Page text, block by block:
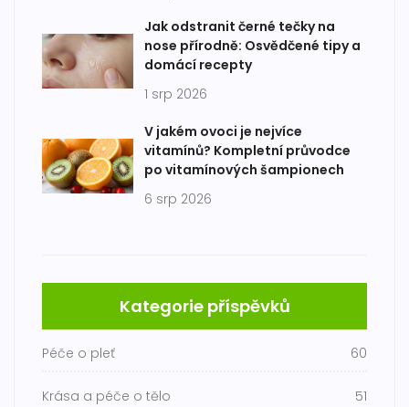
Jak odstranit černé tečky na
nose přírodně: Osvědčené tipy a
domácí recepty
1 srp 2026
V jakém ovoci je nejvíce
vitamínů? Kompletní průvodce
po vitamínových šampionech
6 srp 2026
Kategorie příspěvků
Péče o pleť 60
Krása a péče o tělo 51